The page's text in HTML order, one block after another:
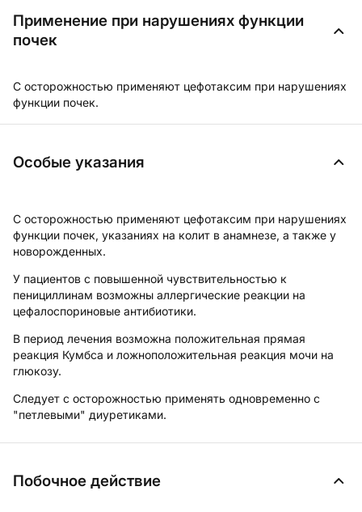
Применение при нарушениях функции
почек
С осторожностью применяют цефотаксим при нарушениях
функции почек.
Особые указания
С осторожностью применяют цефотаксим при нарушениях
функции почек, указаниях на колит в анамнезе, а также у
новорожденных.
У пациентов с повышенной чувствительностью к
пенициллинам возможны аллергические реакции на
цефалоспориновые антибиотики.
В период лечения возможна положительная прямая
реакция Кумбса и ложноположительная реакция мочи на
глюкозу.
Следует с осторожностью применять одновременно с
"петлевыми" диуретиками.
Побочное действие